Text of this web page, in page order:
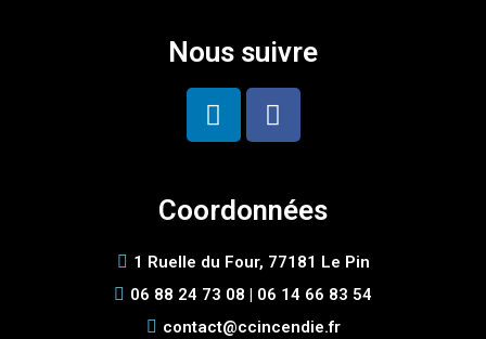
Nous suivre
Coordonnées
1 Ruelle du Four, 77181 Le Pin
06 88 24 73 08 | 06 14 66 83 54
contact@ccincendie.fr